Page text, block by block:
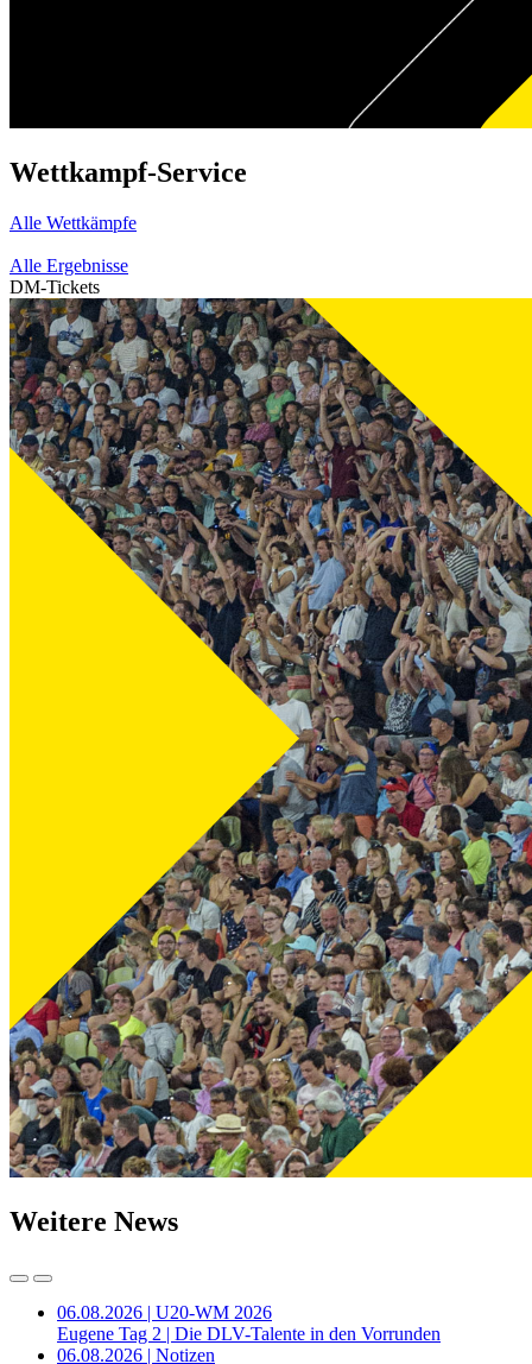
Wettkampf-Service
Alle Wettkämpfe
Alle Ergebnisse
DM-Tickets
Weitere News
06.08.2026 | U20-WM 2026
Eugene Tag 2 | Die DLV-Talente in den Vorrunden
06.08.2026 | Notizen